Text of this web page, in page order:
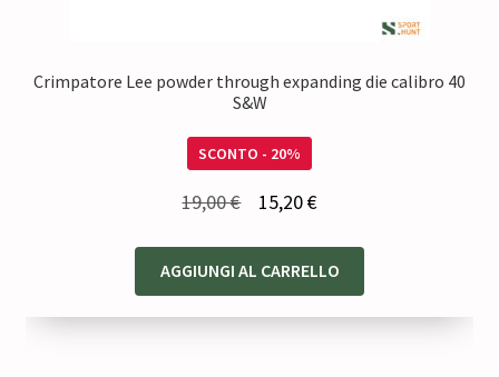
Crimpatore Lee powder through expanding die calibro 40
S&W
SCONTO - 20%
19,00€
originale
era:
15,20€Il
attuale
è:
AGGIUNGI AL CARRELLO